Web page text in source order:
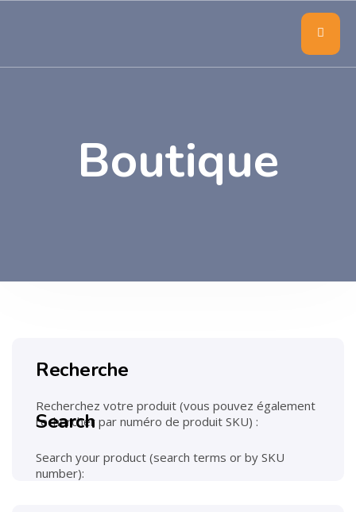
Boutique
Recherche
Recherchez votre produit (vous pouvez également
rechercher par numéro de produit SKU) :
Search
Search your product (search terms or by SKU
number):